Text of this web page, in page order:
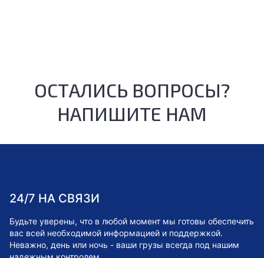
ОСТАЛИСЬ ВОПРОСЫ?
НАПИШИТЕ НАМ
24/7 НА СВЯЗИ
Будьте уверены, что в любой момент мы готовы обеспечить
вас всей необходимой информацией и поддержкой.
Неважно, день или ночь - ваши грузы всегда под нашим